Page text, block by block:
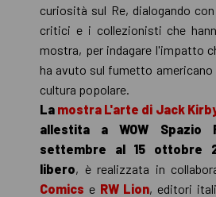
curiosità sul Re, dialogando
critici e i collezionisti che
mostra, per indagare l'impatto
ha avuto sul fumetto americano
cultura popolare.
La mostra L'arte di Jack
allestita a WOW Spazio
settembre al 15 ottobre
libero, è realizzata in
Comics e RW Lion, editori